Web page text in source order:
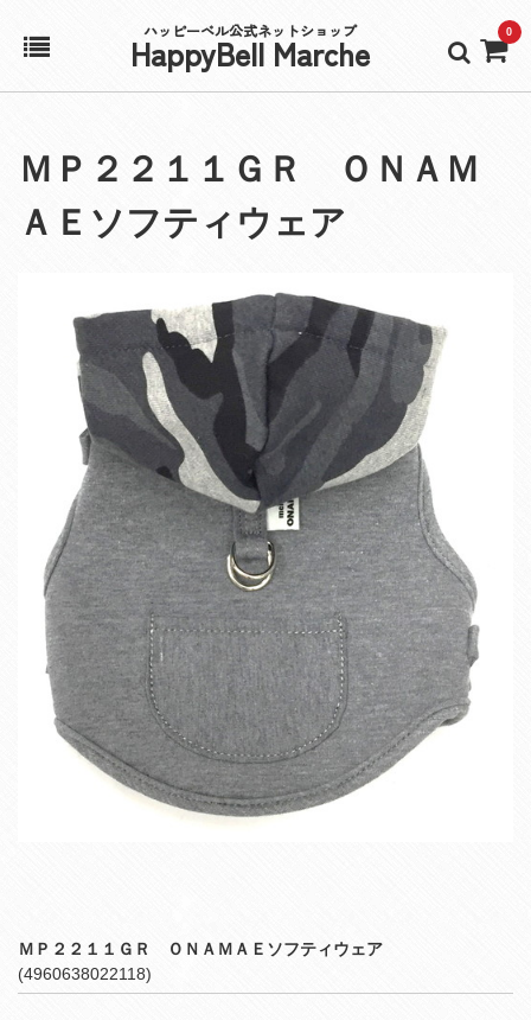
ハッピーベル公式ネットショップ
HappyBell Marche 0
アカウント
カート
ＭＰ２２１１ＧＲ ＯＮＡＭ
ＡＥソフティウェア
ＭＰ２２１１ＧＲ ＯＮＡＭＡＥソフティウェア
(4960638022118)